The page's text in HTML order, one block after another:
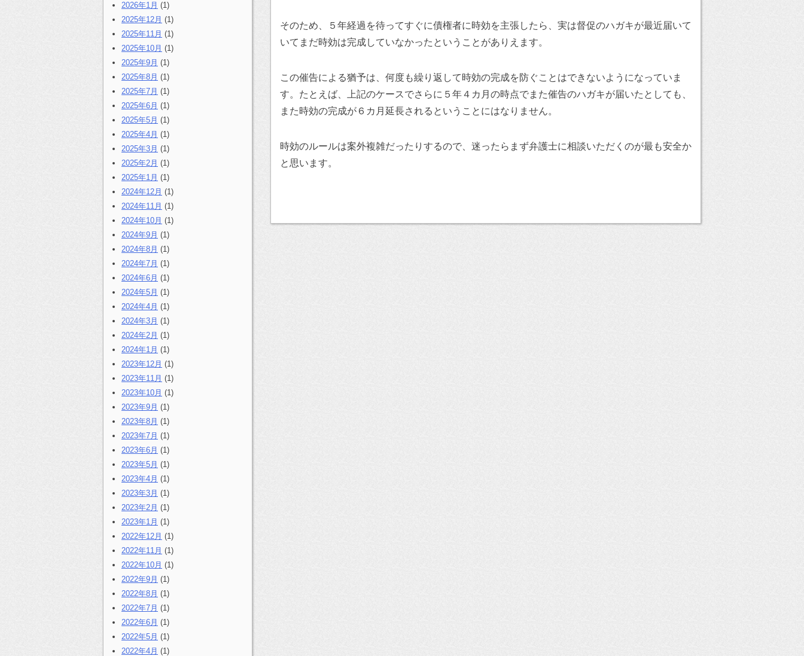
そのため、５年経過を待ってすぐに債権者に時効を主張したら、実は督促のハガキが最近届いて
いてまだ時効は完成していなかったということがありえます。
この催告による猶予は、何度も繰り返して時効の完成を防ぐことはできないようになっていま
す。たとえば、上記のケースでさらに５年４カ月の時点でまた催告のハガキが届いたとしても、
また時効の完成が６カ月延長されるということにはなりません。
時効のルールは案外複雑だったりするので、迷ったらまず弁護士に相談いただくのが最も安全か
と思います。
2026年1月 (1)
2025年12月 (1)
2025年11月 (1)
2025年10月 (1)
2025年9月 (1)
2025年8月 (1)
2025年7月 (1)
2025年6月 (1)
2025年5月 (1)
2025年4月 (1)
2025年3月 (1)
2025年2月 (1)
2025年1月 (1)
2024年12月 (1)
2024年11月 (1)
2024年10月 (1)
2024年9月 (1)
2024年8月 (1)
2024年7月 (1)
2024年6月 (1)
2024年5月 (1)
2024年4月 (1)
2024年3月 (1)
2024年2月 (1)
2024年1月 (1)
2023年12月 (1)
2023年11月 (1)
2023年10月 (1)
2023年9月 (1)
2023年8月 (1)
2023年7月 (1)
2023年6月 (1)
2023年5月 (1)
2023年4月 (1)
2023年3月 (1)
2023年2月 (1)
2023年1月 (1)
2022年12月 (1)
2022年11月 (1)
2022年10月 (1)
2022年9月 (1)
2022年8月 (1)
2022年7月 (1)
2022年6月 (1)
2022年5月 (1)
2022年4月 (1)